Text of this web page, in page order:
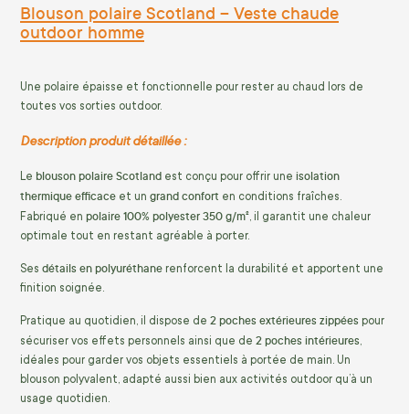
Blouson polaire Scotland – Veste chaude
outdoor homme
Une polaire épaisse et fonctionnelle pour rester au chaud lors de
toutes vos sorties outdoor.
Description produit détaillée :
Le blouson polaire Scotland est conçu pour offrir une isolation
thermique efficace et un grand confort en conditions fraîches.
Fabriqué en polaire 100% polyester 350 g/m² , il garantit une chaleur
optimale tout en restant agréable à porter.
Ses détails en polyuréthane renforcent la durabilité et apportent une
finition soignée.
Pratique au quotidien, il dispose de 2 poches extérieures zippées pour
sécuriser vos effets personnels ainsi que de 2 poches intérieures
idéales pour garder vos objets essentiels à portée de main. Un
blouson polyvalent, adapté aussi bien aux activités outdoor qu’à un
usage quotidien.